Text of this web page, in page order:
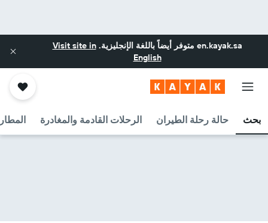
en.kayak.sa متوفر أيضاً باللغة الإنجليزية.Visit site in
English
بحث حالة رحلة الطيران الرحلات القادمة والمغادرة